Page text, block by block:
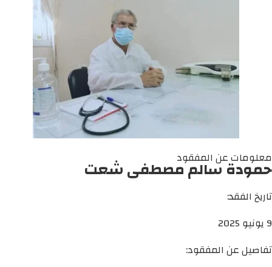
معلومات عن المفقود
حمودة سالم مصطفى شعت
تاريخ الفقد:
9 يونيو 2025
تفاصيل عن المفقود: